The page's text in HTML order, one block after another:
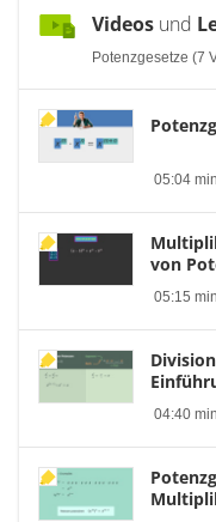
Videos und
Potenzgesetze (7
05:04 min
von
05:15 min
04:40 min